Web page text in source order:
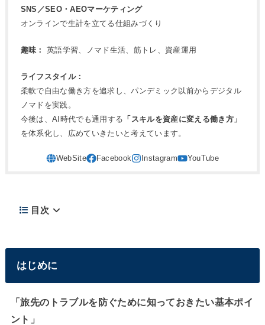
SNS／SEO・AEOマーケティング
オンラインで生計を立てる仕組みづくり
趣味： 英語学習、ノマド生活、筋トレ、資産運用
ライフスタイル：
柔軟で自由な働き方を追求し、パンデミック以前からデジタル
ノマドを実践。
今後は、AI時代でも通用する 「スキルを資産に変える働き方」
を体系化し、広めていきたいと考えています。
目次
はじめに
「旅先のトラブルを防ぐために知っておきたい基本ポイ
ント」